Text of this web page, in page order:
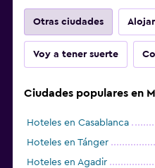
Otras ciudades
Voy a tener suerte
Ciudades populares en
Hoteles en Casablanca
Hoteles en Tánger
Hoteles en Agadir